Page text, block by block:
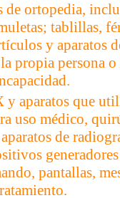
ortopedia,
tablillas,
y aparatos
propia persona
y aparatos que
uso médico,
de
pantallas,